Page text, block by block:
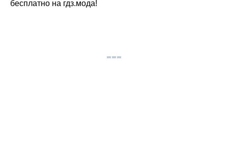
бесплатно на гдз.мода!